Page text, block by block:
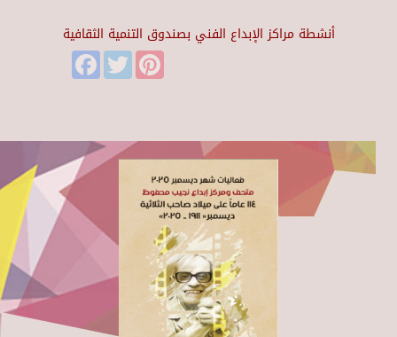
أنشطة مراكز الإبداع الفني بصندوق التنمية الثقافية
FacebookTwitter